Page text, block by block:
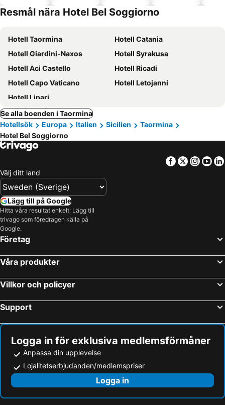
Resmål nära Hotel Bel Soggiorno
Hotell Taormina
Hotell Catania
Hotell Giardini-Naxos
Hotell Syrakusa
Hotell Aci Castello
Hotell Ricadi
Hotell Capo Vaticano
Hotell Letojanni
Hotell Lipari
Se alla boenden i Taormina
Hotellsök
Europa Italien Sicilien
Taormina
Hotel Bel Soggiorno
Facebook
Twitter
Välj ditt land
Lägg till på Google
Hitta våra resultat enkelt: Lägg till
trivago som föredragen källa på
Google.
Företag
Våra produkter
Villkor och policyer
Support
Logga in för exklusiva medlemsförmåner
Anpassa din upplevelse
Lojalitetserbjudanden/medlemspriser
Logga in